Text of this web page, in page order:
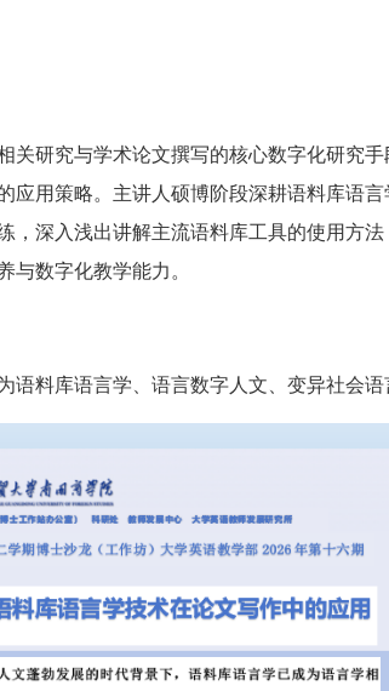
研究与学术论文撰写的核心数字化研究
用策略。主讲人硕博阶段深耕语料库语
深入浅出讲解主流语料库工具的使用方
与数字化教学能力。
语料库语言学、语言数字人文、变异社会语